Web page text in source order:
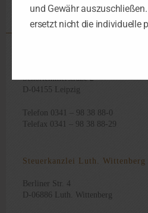
Schorlemmerstraße 2
D-04155 Leipzig
Telefon 0341 – 98 38 88-0
Telefax 0341 – 98 38 88-29
Steuerkanzlei Luth. Wittenberg
Berliner Str. 4
D-06886 Luth. Wittenberg
und Gewähr
ersetzt nicht die individuelle